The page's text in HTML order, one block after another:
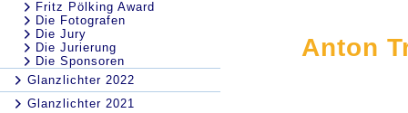
Fritz Pölking Award
Die Fotografen
Die Jury
Die Jurierung
Die Sponsoren
Glanzlichter 2022
Glanzlichter 2021
Anton